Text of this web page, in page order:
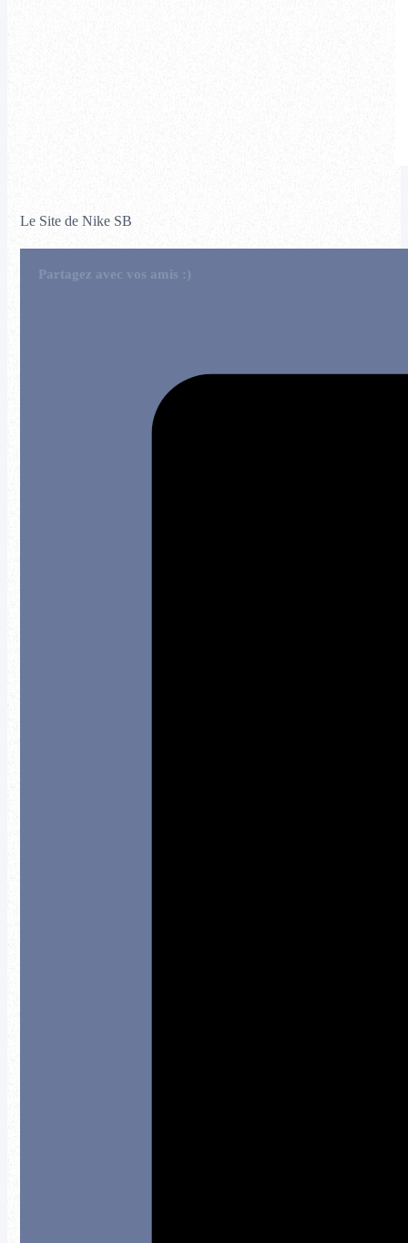
Le Site de Nike SB
Partagez avec vos amis :)